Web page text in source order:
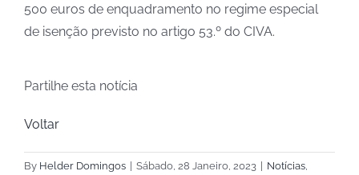
500 euros de enquadramento no regime especial
de isenção previsto no artigo 53.º do CIVA.
Partilhe esta notícia
Voltar
By Helder Domingos Sábado, 28 Janeiro, 2023 Notícias